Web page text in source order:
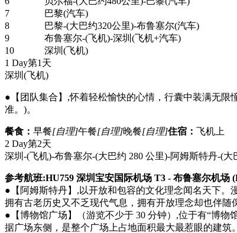
7
巴黎(汽车)
8
巴黎-(大巴约320公里)-布鲁塞尔(汽车)
9
布鲁塞尔-(飞机)-深圳(飞机+汽车)
10
深圳(飞机)
1 Day第1天
深圳 (飞机)
●【团队集合】,怀着轻松愉快的心情，行囊中装满无
准。)。
餐食： 早餐[自理]午餐[自理]晚餐[自理]住宿： 飞机上
2 Day第2天
深圳-(飞机)-布鲁塞尔-(大巴约 280 公里)-阿姆斯特丹-(大
参考航班:HU759 深圳宝安国际机场 T3 - 布鲁塞尔机场
●【阿姆斯特丹】,以开放和包容的文化理念闻名天下
拥有古老历史又不乏现代气息，拥有开放理念却也伴随
●【博物馆广场】（游览不少于 30 分钟）,位于有“博
据广场东侧，是整个广场上占地面积最大最惹眼的建筑